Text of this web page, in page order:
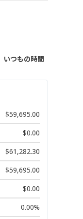
いつもの時間
$59,695.00
$0.00
$61,282.30
$59,695.00
$0.00
0.00%